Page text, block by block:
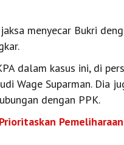
menyecar Bukri
dalam kasus ini, di
Wage Suparman. Dia
dengan PPK.